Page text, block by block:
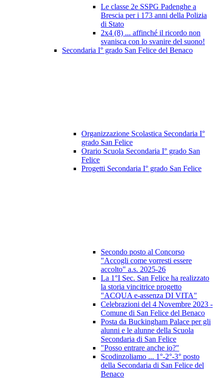
Le classe 2e SSPG Padenghe a
Brescia per i 173 anni della Polizia
di Stato
2x4 (8) ... affinché il ricordo non
svanisca con lo svanire del suono!
Secondaria I° grado San Felice del Benaco
Organizzazione Scolastica Secondaria I°
grado San Felice
Orario Scuola Secondaria I° grado San
Felice
Progetti Secondaria I° grado San Felice
Secondo posto al Concorso
"Accogli come vorresti essere
accolto" a.s. 2025-26
La 1°I Sec. San Felice ha realizzato
la storia vincitrice progetto
"ACQUA e-assenza DI VITA"
Celebrazioni del 4 Novembre 2023 -
Comune di San Felice del Benaco
Posta da Buckingham Palace per gli
alunni e le alunne della Scuola
Secondaria di San Felice
"Posso entrare anche io?"
Scodinzoliamo ... 1°-2°-3° posto
della Secondaria di San Felice del
Benaco